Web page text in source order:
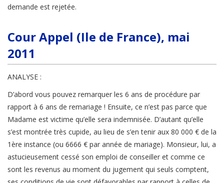
demande est rejetée.
Cour Appel (Ile de France), mai
2011
ANALYSE :
D’abord vous pouvez remarquer les 6 ans de procédure par
rapport à 6 ans de remariage ! Ensuite, ce n’est pas parce que
Madame est victime qu’elle sera indemnisée. D’autant qu’elle
s’est montrée très cupide, au lieu de s’en tenir aux 80 000 € de la
1ère instance (ou 6666 € par année de mariage). Monsieur, lui, a
astucieusement cessé son emploi de conseiller et comme ce
sont les revenus au moment du jugement qui seuls comptent,